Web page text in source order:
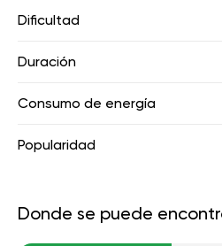
Dificultad
Duración
Consumo de energía
Popularidad
Donde se puede